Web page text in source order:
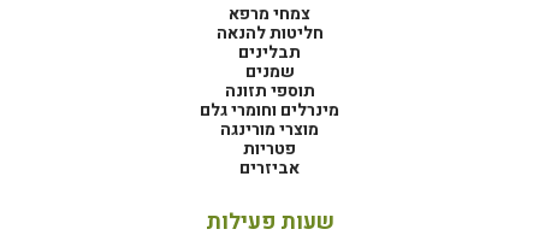
צמחי מרפא
חליטות להנאה
תבלינים
שמנים
תוספי תזונה
מינרלים וחומרי גלם
מוצרי מורינגה
פטריות
אביזרים
שעות פעילות